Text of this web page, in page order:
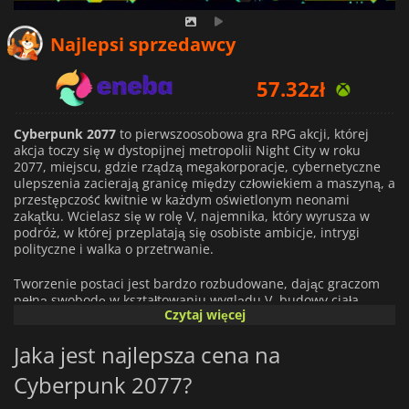
Najlepsi sprzedawcy
59.93zł
77.76zł
Cyberpunk 2077 to pierwszoosobowa gra RPG akcji, której
akcja toczy się w dystopijnej metropolii Night City w roku
2077, miejscu, gdzie rządzą megakorporacje, cybernetyczne
ulepszenia zacierają granicę między człowiekiem a maszyną, a
przestępczość kwitnie w każdym oświetlonym neonami
zakątku. Wcielasz się w rolę V, najemnika, który wyrusza w
podróż, w której przeplatają się osobiste ambicje, intrygi
polityczne i walka o przetrwanie.
Tworzenie postaci jest bardzo rozbudowane, dając graczom
pełną swobodę w kształtowaniu wyglądu V, budowy ciała,
fryzury, stylu ubioru, a nawet historii jego/jej życia, która ma
tradycyjnych, zamkniętych klas, gra pozwala ukształtować
postać V jako jeden z trzech luźnych archetypów: Techie,
skupiony na inżynierii i gadżetach; Netrunner, mistrz cyfrowej
infiltracji i hakowania; lub Solo, nastawiony na walkę
Czytaj więcej
Jaka jest najlepsza cena na
Cyberpunk 2077?